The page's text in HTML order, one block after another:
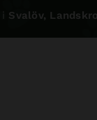
Svalöv,